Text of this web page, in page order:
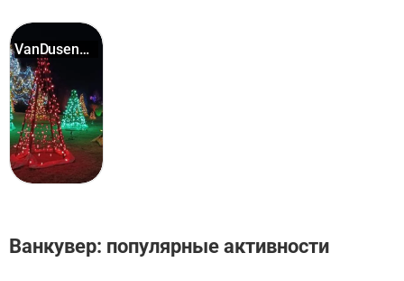
VanDusen
Botanic...
Ванкувер: популярные активности